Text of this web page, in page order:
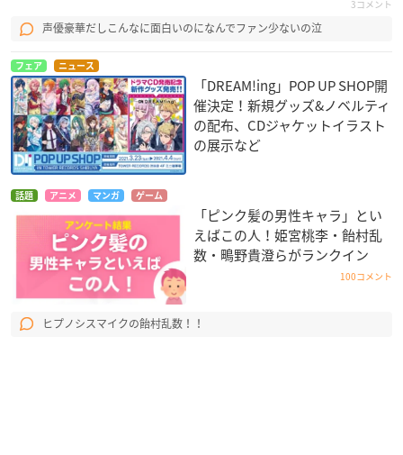
3コメント
声優豪華だしこんなに面白いのになんでファン少ないの泣
フェア ニュース
「DREAM!ing」POP UP SHOP開
催決定！新規グッズ&ノベルティ
の配布、CDジャケットイラスト
の展示など
話題 アニメ マンガ ゲーム
「ピンク髪の男性キャラ」とい
えばこの人！姫宮桃李・飴村乱
数・鴫野貴澄らがランクイン
100コメント
ヒプノシスマイクの飴村乱数！！